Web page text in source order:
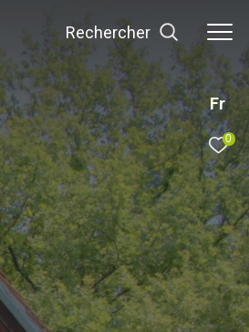
Fr
0
rechercher